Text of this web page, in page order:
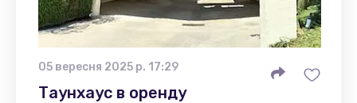
05 вересня 2025 р. 17:29
Таунхаус в оренду